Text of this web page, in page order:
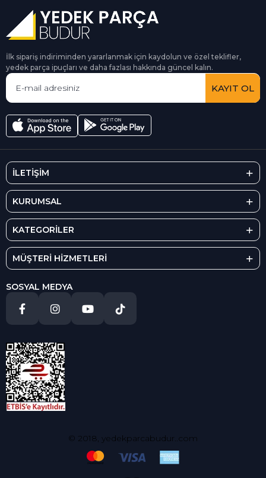
İlk sipariş indiriminden yararlanmak için kaydolun ve özel teklifler,
yedek parça ipuçları ve daha fazlası hakkında güncel kalın.
KAYIT OL
İLETİŞİM
KURUMSAL
KATEGORİLER
MÜŞTERİ HİZMETLERİ
SOSYAL MEDYA
© 2018, yedekparcabudur..com